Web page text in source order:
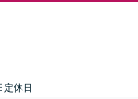
定休日